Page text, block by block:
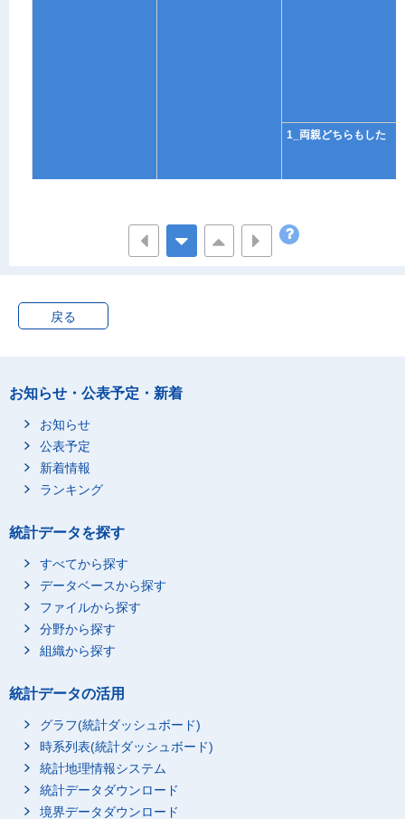
1_両親どちらもした
戻る
お知らせ・公表予定・新着
お知らせ
公表予定
新着情報
ランキング
統計データを探す
すべてから探す
データベースから探す
ファイルから探す
分野から探す
組織から探す
統計データの活用
グラフ(統計ダッシュボード)
時系列表(統計ダッシュボード)
統計地理情報システム
統計データダウンロード
境界データダウンロード